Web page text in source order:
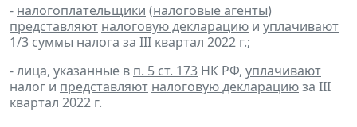
- налогоплательщики (налоговые агенты)
представляют налоговую декларацию и уплачивают
1/3 суммы налога за III квартал 2022 г.;
- лица, указанные в п. 5 ст. 173 НК РФ, уплачивают
налог и представляют налоговую декларациюза III
квартал 2022 г.